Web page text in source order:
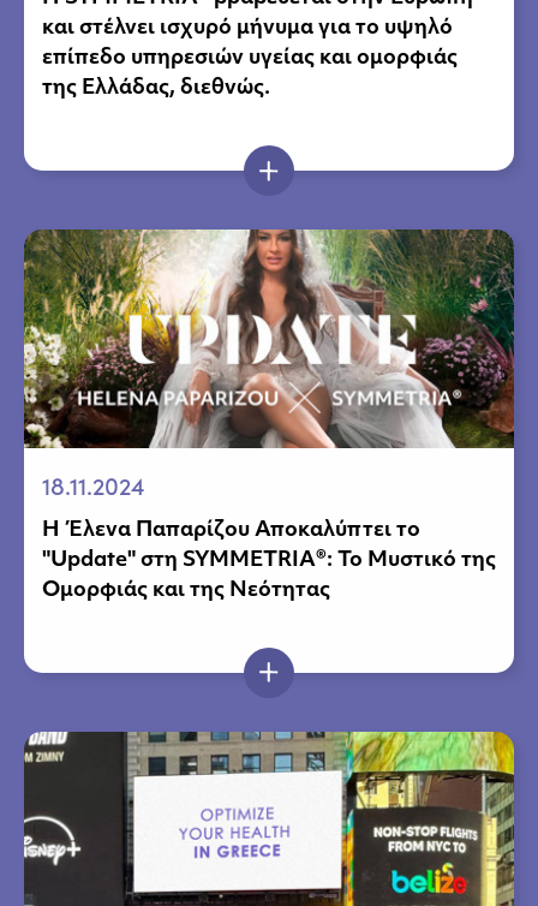
και στέλνει ισχυρό μήνυμα για το υψηλό
επίπεδο υπηρεσιών υγείας και ομορφιάς
της Ελλάδας, διεθνώς.
18.11.2024
Η Έλενα Παπαρίζου Αποκαλύπτει το
"Update" στη SYMMETRIA®: Το Μυστικό της
Ομορφιάς και της Νεότητας